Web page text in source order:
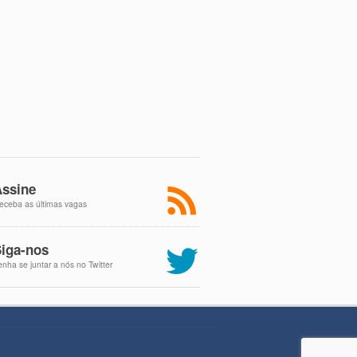
as últimas vagas
nos
se juntar a nós no Twitter